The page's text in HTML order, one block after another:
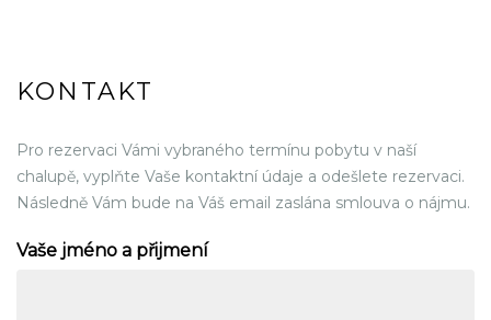
TIPY NA VÝLET
KONTAKT
Pro rezervaci Vámi vybraného termínu pobytu v naší
chalupě, vyplňte Vaše kontaktní údaje a odešlete rezervaci.
Následně Vám bude na Váš email zaslána smlouva o nájmu.
Vaše jméno a přijmení